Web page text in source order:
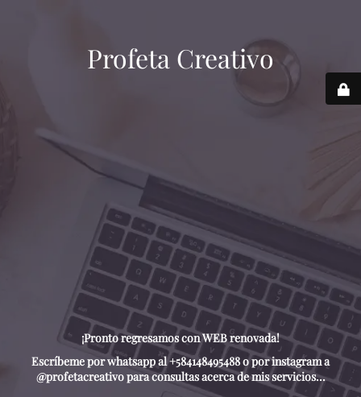
Profeta Creativo
¡Pronto regresamos con WEB renovada!
Escríbeme por whatsapp al +584148495488 o por instagram a
@profetacreativo para consultas acerca de mis servicios...